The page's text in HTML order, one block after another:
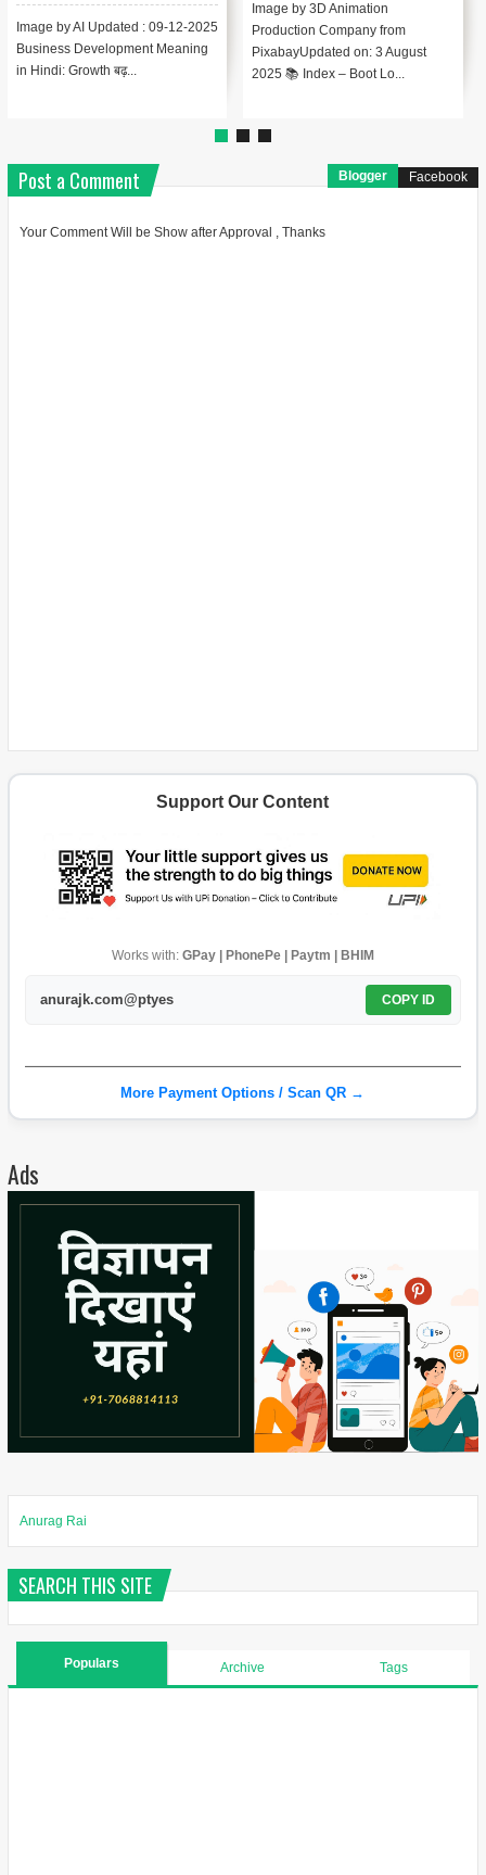
Image by StartupStockPhotos
from PixabayUpdated on: 3
August 2025 📚 Index – बीटा टेस्टिंग
सीरीज़ ...
Image by rawpixel from
PixabayUpdated on: 3
2025 Complete BANT
Series Index ...
Post a Comment Blogger Facebook
Your Comment Will be Show after Approval , Thanks
Support Our Content
Works with: GPay | PhonePe | Paytm | BHIM
anurajk.com@ptyes COPY ID
More Payment Options / Scan QR →
Ads
Anurag Rai
SEARCH THIS SITE
Populars Archive Tags